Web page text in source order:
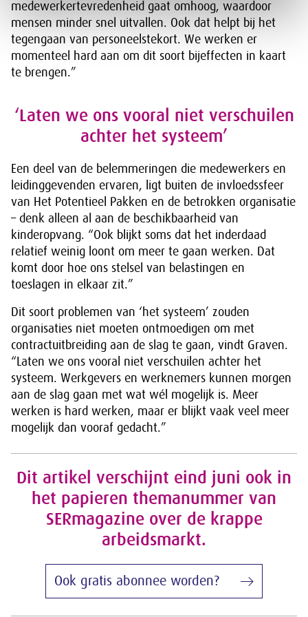
medewerkertevredenheid gaat omhoog, waardoor
mensen minder snel uitvallen. Ook dat helpt bij het
tegengaan van personeelstekort. We werken er
momenteel hard aan om dit soort bijeffecten in kaart
te brengen.”
‘Laten we ons vooral niet verschuilen
achter het systeem’
Een deel van de belemmeringen die medewerkers en
leidinggevenden ervaren, ligt buiten de invloedssfeer
van Het Potentieel Pakken en de betrokken organisatie
– denk alleen al aan de beschikbaarheid van
kinderopvang. “Ook blijkt soms dat het inderdaad
relatief weinig loont om meer te gaan werken. Dat
komt door hoe ons stelsel van belastingen en
toeslagen in elkaar zit.”
Dit soort problemen van ‘het systeem’ zouden
organisaties niet moeten ontmoedigen om met
contractuitbreiding aan de slag te gaan, vindt Graven.
“Laten we ons vooral niet verschuilen achter het
systeem. Werkgevers en werknemers kunnen morgen
aan de slag gaan met wat wél mogelijk is. Meer
werken is hard werken, maar er blijkt vaak veel meer
mogelijk dan vooraf gedacht.”
Dit artikel verschijnt eind juni ook in
het papieren themanummer van
SERmagazine over de krappe
arbeidsmarkt.
Ook gratis abonnee worden?